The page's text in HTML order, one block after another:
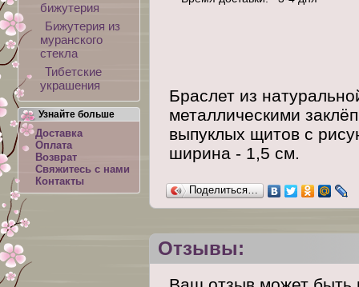
Браслет из
металлическими
выпуклых щитов с
ширина - 1,5 см.
Поделиться…
Отзывы:
бижутерия
Бижутерия из
муранского
стекла
Тибетские
украшения
Узнайте больше
Доставка
Оплата
Возврат
Свяжитесь с нами
Контакты